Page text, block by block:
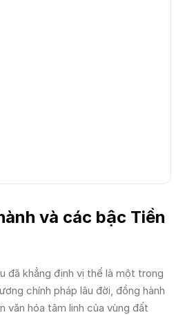
và các bậc Tiền
đã khẳng định vị thế là một trong
chính pháp lâu đời, đồng hành
văn hóa tâm linh của vùng đất